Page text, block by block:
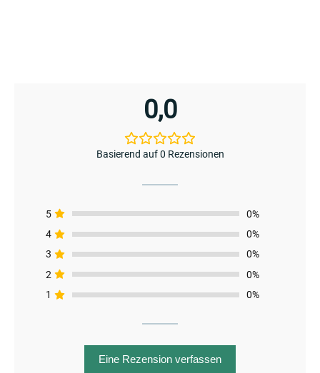
0,0
Basierend auf 0 Rezensionen
5
0%
4
0%
3
0%
2
0%
1
0%
Eine Rezension verfassen